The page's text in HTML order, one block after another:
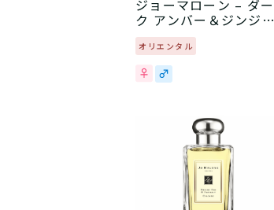
ジョーマローン – ダー
ク アンバー＆ジンジャ
ー リリー
オリエンタル